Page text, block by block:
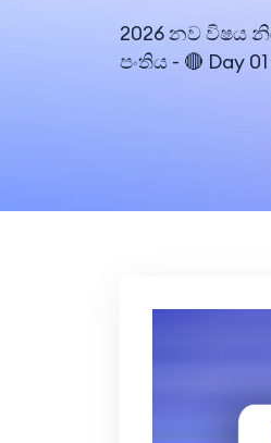
2026 නව විෂය
පංතිය - 🔴 Day 01